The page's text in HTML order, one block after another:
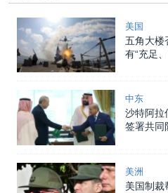
美国
五角大楼
有“充足
中东
沙特阿拉
签署共同
美洲
美国制裁